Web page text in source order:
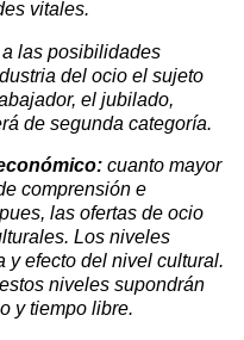
vitales.
las posibilidades
del ocio el sujeto
el jubilado,
de segunda categoría.
cuanto mayor
comprensión e
las ofertas de ocio
Los niveles
y efecto del nivel cultural.
niveles supondrán
y tiempo libre.